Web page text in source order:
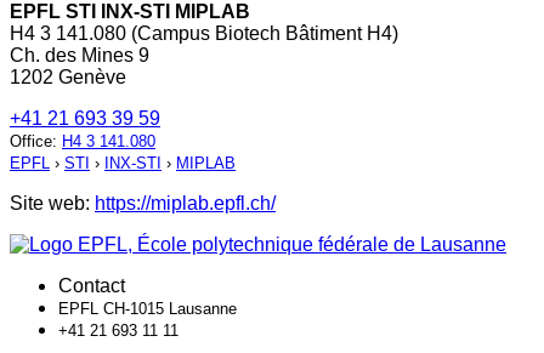
EPFL STI INX-STI MIPLAB
H4 3 141.080 (Campus Biotech Bâtiment H4)
Ch. des Mines 9
1202 Genève
+41 21 693 39 59
Office: H4 3 141.080
EPFL › STI › INX-STI › MIPLAB
Site web: https://miplab.epfl.ch/
Contact
EPFL CH-1015 Lausanne
+41 21 693 11 11